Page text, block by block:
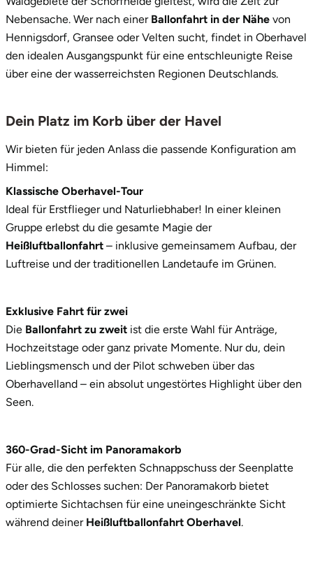
Nebensache. Wer nach einer Ballonfahrt in der Nähe von
Hennigsdorf, Gransee oder Velten sucht, findet in Oberhavel
den idealen Ausgangspunkt für eine entschleunigte Reise
über eine der wasserreichsten Regionen Deutschlands.
Dein Platz im Korb über der Havel
Wir bieten für jeden Anlass die passende Konfiguration am
Himmel:
Klassische Oberhavel-Tour
Ideal für Erstflieger und Naturliebhaber! In einer kleinen
Gruppe erlebst du die gesamte Magie der
Heißluftballonfahrt – inklusive gemeinsamem Aufbau, der
Luftreise und der traditionellen Landetaufe im Grünen.
Exklusive Fahrt für zwei
Die Ballonfahrt zu zweit ist die erste Wahl für Anträge,
Hochzeitstage oder ganz private Momente. Nur du, dein
Lieblingsmensch und der Pilot schweben über das
Oberhavelland – ein absolut ungestörtes Highlight über den
Seen.
360-Grad-Sicht im Panoramakorb
Für alle, die den perfekten Schnappschuss der Seenplatte
oder des Schlosses suchen: Der Panoramakorb bietet
optimierte Sichtachsen für eine uneingeschränkte Sicht
während deiner Heißluftballonfahrt Oberhavel.